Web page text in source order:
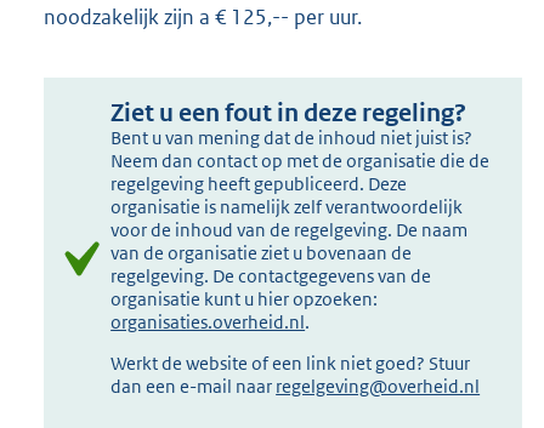
noodzakelijk zijn a € 125,-- per uur.
Ziet u een fout in deze regeling?
Bent u van mening dat de inhoud niet juist is?
Neem dan contact op met de organisatie die de
regelgeving heeft gepubliceerd. Deze
organisatie is namelijk zelf verantwoordelijk
voor de inhoud van de regelgeving. De naam
van de organisatie ziet u bovenaan de
regelgeving. De contactgegevens van de
organisatie kunt u hier opzoeken:
organisaties.overheid.nl.
Werkt de website of een link niet goed? Stuur
dan een e-mail naar regelgeving@overheid.nl